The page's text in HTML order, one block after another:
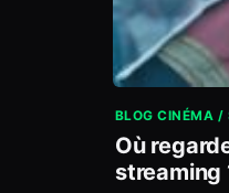
BLOG CINÉMA /
Où
streaming